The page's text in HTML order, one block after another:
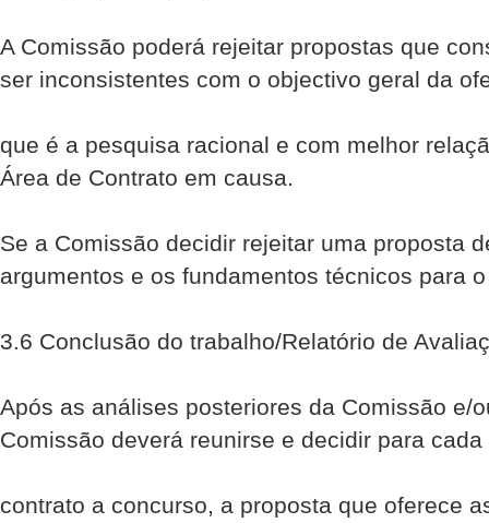
A Comissão poderá rejeitar propostas que
ser inconsistentes com o objectivo geral da
que é a pesquisa racional e com melhor
Área de Contrato em causa.
Se a Comissão decidir rejeitar uma proposta
argumentos e os fundamentos técnicos para
3.6 Conclusão do trabalho/Relatório de
Após as análises posteriores da Comissão e/
Comissão deverá reunir­se e decidir para cada
contrato a concurso, a proposta que oferece